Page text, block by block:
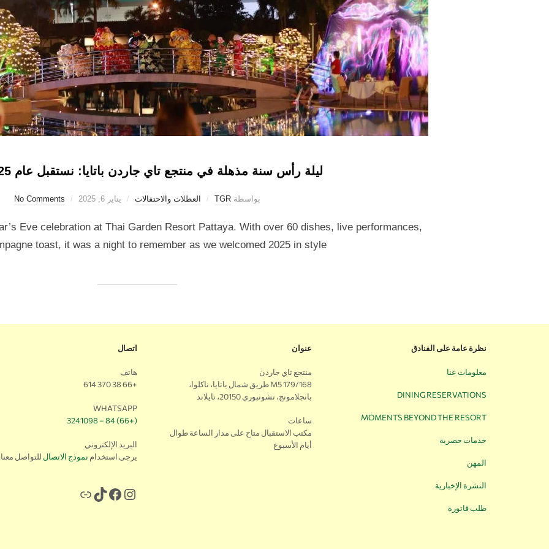
ليلة رأس سنة مذهلة في منتجع تاي جاردن باتايا: نستقبل عام 2025 بأناقة
بواسطة TGR العطلات والاحتفالات يناير 6, 2025 No Comments
Eve celebration at Thai Garden Resort Pattaya. With over 60 dishes, live performances,
toast, it was a night to remember as we welcomed 2025 in style.
نظرة عامة على الفنادق
معلومات عنا
DINING RESERVATIONS
MOMENTS BEYOND THE RESORT
خدمات حصرية
المهن
النشرة الإخبارية
طلب فاتورة
عنوان
منتجع تاي جاردن
179/168 M5 طريق شمال باتايا، ناكلوا،
بانجلامونج، تشونبوري 20150، تايلاند
ساعات
مكتب الاستقبال متاح على مدار الساعة طوال
أيام الأسبوع
اتصال
هاتف
+66 38 370 614
WHATSAPP
(+66) 84 – 3241098
البريد الإلكتروني
يرجى استخدام نموذج الاتصال للتواصل